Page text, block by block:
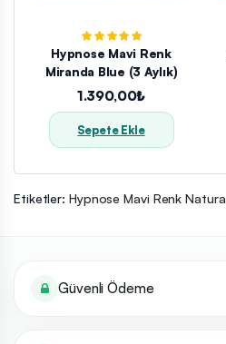
Hypnose Mavi Renk
Miranda Blue (3 Aylık)
1.390,00₺
Sepete Ekle
Etiketler: Hypnose Mavi Renk
Güvenli Ödeme